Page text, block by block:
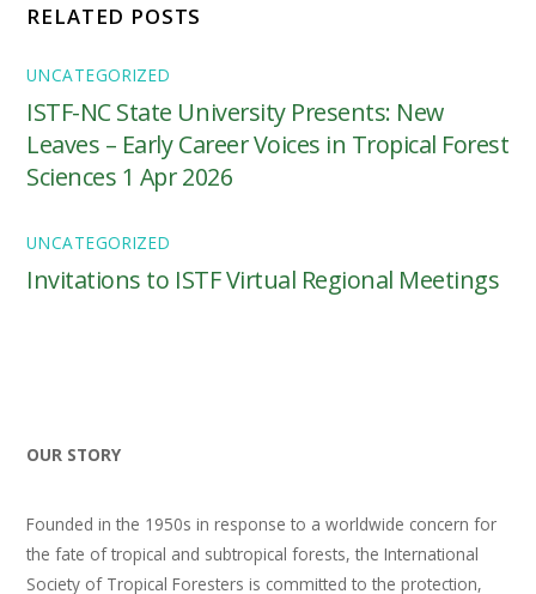
RELATED POSTS
UNCATEGORIZED
ISTF-NC State University Presents: New
Leaves – Early Career Voices in Tropical Forest
Sciences 1 Apr 2026
UNCATEGORIZED
Invitations to ISTF Virtual Regional Meetings
OUR STORY
Founded in the 1950s in response to a worldwide concern for
the fate of tropical and subtropical forests, the International
Society of Tropical Foresters is committed to the protection,